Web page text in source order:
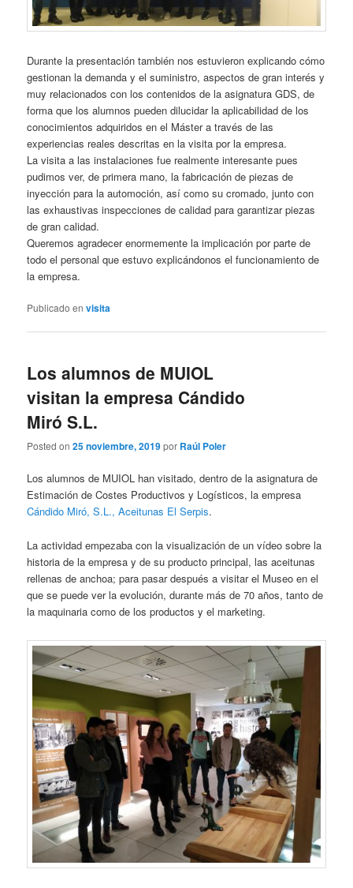
Durante la presentación también nos estuvieron explicando cómo
gestionan la demanda y el suministro, aspectos de gran interés y
muy relacionados con los contenidos de la asignatura GDS, de
forma que los alumnos pueden dilucidar la aplicabilidad de los
conocimientos adquiridos en el Máster a través de las
experiencias reales descritas en la visita por la empresa.
La visita a las instalaciones fue realmente interesante pues
pudimos ver, de primera mano, la fabricación de piezas de
inyección para la automoción, así como su cromado, junto con
las exhaustivas inspecciones de calidad para garantizar piezas
de gran calidad.
Queremos agradecer enormemente la implicación por parte de
todo el personal que estuvo explicándonos el funcionamiento de
la empresa.
Publicado en visita
Los alumnos de MUIOL
visitan la empresa Cándido
Miró S.L.
Posted on25 noviembre, 2019por Raúl Poler
Los alumnos de MUIOL han visitado, dentro de la asignatura de
Estimación de Costes Productivos y Logísticos, la empresa
Cándido Miró, S.L., Aceitunas El Serpis.
La actividad empezaba con la visualización de un vídeo sobre la
historia de la empresa y de su producto principal, las aceitunas
rellenas de anchoa; para pasar después a visitar el Museo en el
que se puede ver la evolución, durante más de 70 años, tanto de
la maquinaria como de los productos y el marketing.